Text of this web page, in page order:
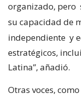
organizado, pero
su capacidad de
independiente y
estratégicos,
Latina”, añadió.
Otras voces,